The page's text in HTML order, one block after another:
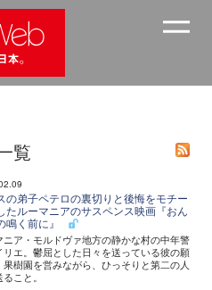
覧
の弟子ペテロの裏切りと後悔をモチー
たルーマニアのサスペンス映画『おん
鳴く前に』
ニア・モルドヴァ地方の静かな村の中年警
リエ。鬱屈とした日々を送っている彼の願
果樹園を営みながら、ひっそりと第二の人
こと。